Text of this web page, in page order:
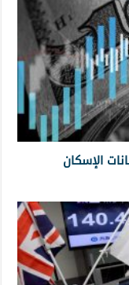
الإسكان